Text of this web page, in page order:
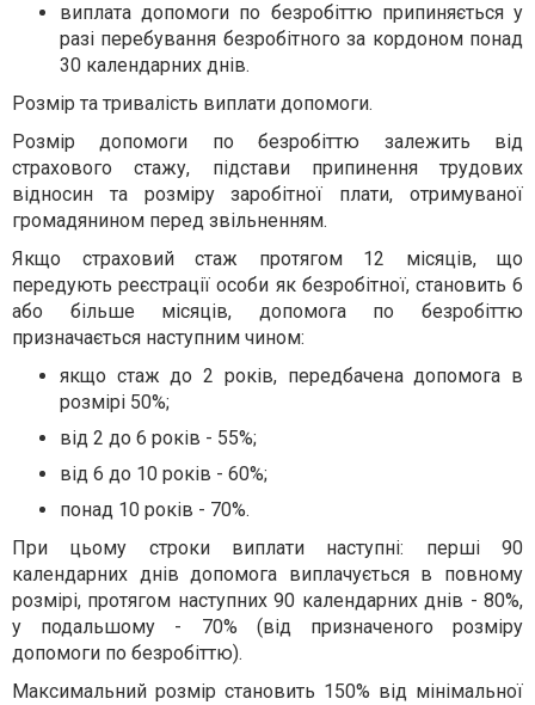
виплата допомоги по безробіттю припиняється у
разі перебування безробітного за кордоном понад
30 календарних днів.
Розмір та тривалість виплати допомоги.
Розмір допомоги по безробіттю залежить від
страхового стажу, підстави припинення трудових
відносин та розміру заробітної плати, отримуваної
громадянином перед звільненням.
Якщо страховий стаж протягом 12 місяців, що
передують реєстрації особи як безробітної, становить 6
або більше місяців, допомога по безробіттю
призначається наступним чином:
якщо стаж до 2 років, передбачена допомога в
розмірі 50%;
від 2 до 6 років - 55%;
від 6 до 10 років - 60%;
понад 10 років - 70%.
При цьому строки виплати наступні: перші 90
календарних днів допомога виплачується в повному
розмірі, протягом наступних 90 календарних днів - 80%,
у подальшому - 70% (від призначеного розміру
допомоги по безробіттю).
Максимальний розмір становить 150% від мінімальної